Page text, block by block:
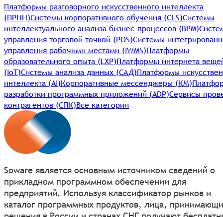
Платформы разговорного искусственного интеллекта
(ПРИИ)Системы корпоративного обучения (CLS)Системы
интеллектуального анализа бизнес-процессов (BPM)
управления торговой точкой (POS)Системы
управления рабочими местами (IWMS)Платформы
образовательного опыта (LXP)Платформы интернета
(IoT)Системы анализа данных (САД)Платформы
интеллекта (AI)Корпоративные мессенджеры (КМ)
разработки программных приложений (ADP)Сервисы
контрагентов (СПК)Все категории
Soware является основным источником сведений о
прикладном программном обеспечении для
предприятий. Используя классификатор рынков и
каталог программных продуктов, лица,